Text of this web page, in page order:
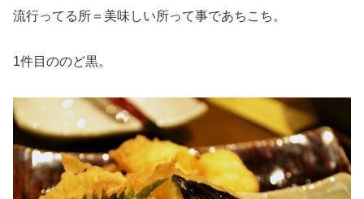
流行ってる所＝美味しい所って事であちこち。
1件目ののど黒。